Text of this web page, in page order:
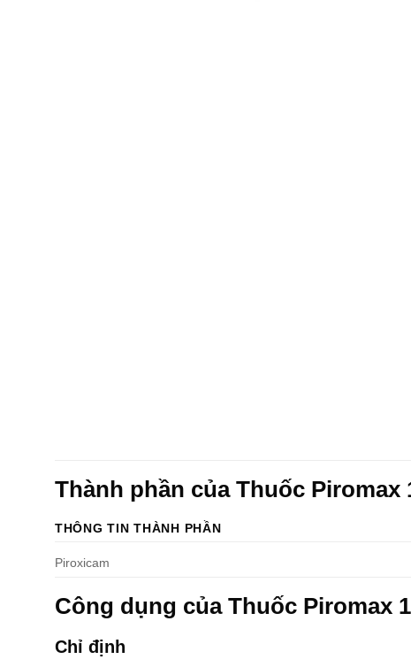
Thành phần của Thuốc Piromax
THÔNG TIN THÀNH PHẦN
Piroxicam
Công dụng của Thuốc Piromax
Chỉ định